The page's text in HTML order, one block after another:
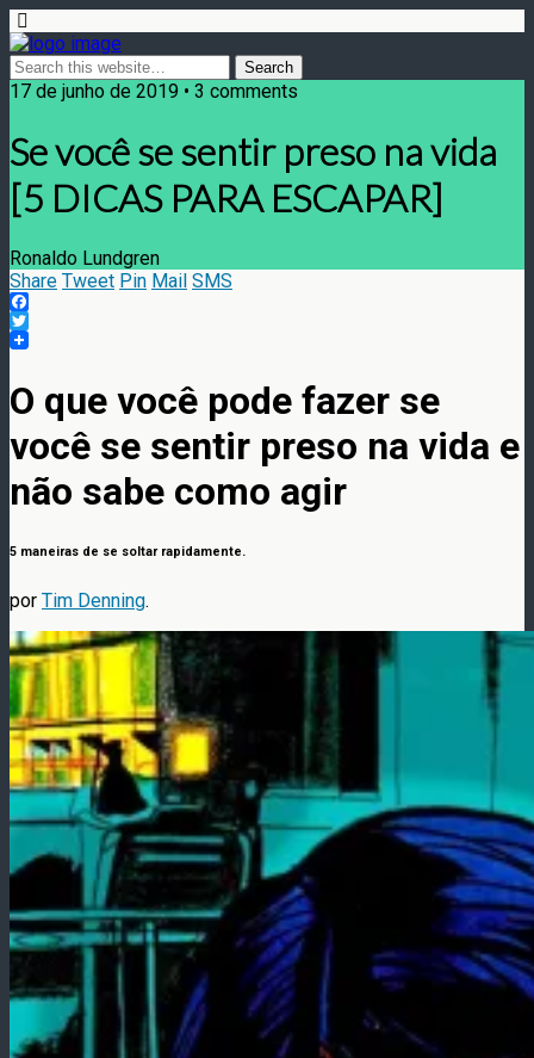
17 de junho de 2019 • 3 comments
Se você se sentir preso na vida
[5 DICAS PARA ESCAPAR]
Ronaldo Lundgren
Share Tweet Pin Mail SMS
Facebook
Twitter
O que você pode fazer se
você se sentir preso na vida e
não sabe como agir
5 maneiras de se soltar rapidamente.
por Tim Denning.